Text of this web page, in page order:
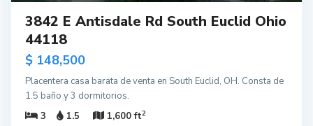
3842 E Antisdale Rd South Euclid Ohio
44118
$ 148,500
Placentera casa barata de venta en South Euclid, OH. Consta de
1.5 baño y 3 dormitorios.
3
1.5 1,600 ft2